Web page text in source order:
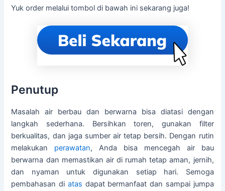
Yuk order melalui tombol di bawah ini sekarang juga!
Penutup
Masalah air berbau dan berwarna bisa diatasi dengan
langkah sederhana. Bersihkan toren, gunakan filter
berkualitas, dan jaga sumber air tetap bersih. Dengan rutin
melakukan perawatan, Anda bisa mencegah air bau
berwarna dan memastikan air di rumah tetap aman, jernih,
dan nyaman untuk digunakan setiap hari. Semoga
pembahasan di atas dapat bermanfaat dan sampai jumpa